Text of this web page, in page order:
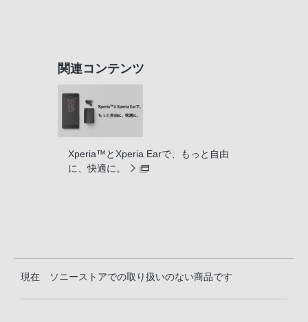
関連コンテンツ
Xperia™とXperia Earで、もっと自由
に、快適に。
現在 ソニーストアでの取り扱いのない商品です